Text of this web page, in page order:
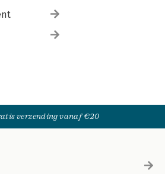
verzending vanaf €20